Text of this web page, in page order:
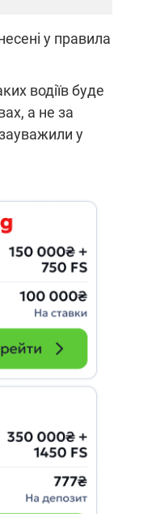
у правила
водіїв буде
а не за
у